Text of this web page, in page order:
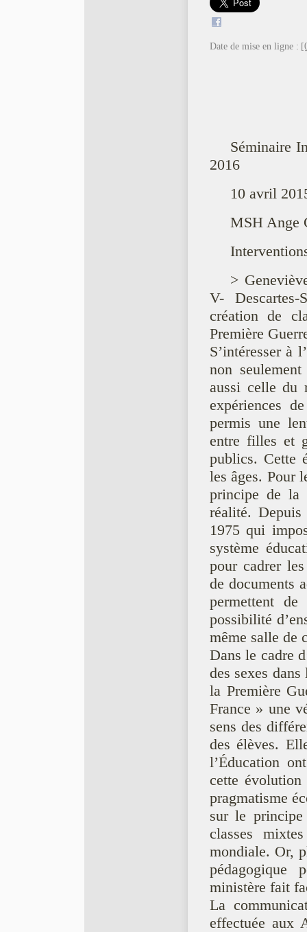
Date de mise en ligne :
Séminaire
2016
10 avril
MSH Ange
>
V- Descartes-
création de
Première
S’intéresser à
non
aussi celle du
expériences
permis une
entre filles et
publics. Cette
les âges. Pour
principe de la
réalité.
1975 qui
système
pour cadrer
de documents
permettent
possibilité
même salle de
Dans le cadre
des sexes
la Première
France » une
sens des
des élèves.
l’Éducation
cette
pragmatisme
sur le
classes
mondiale. Or,
ministère fait
La
effectuée aux